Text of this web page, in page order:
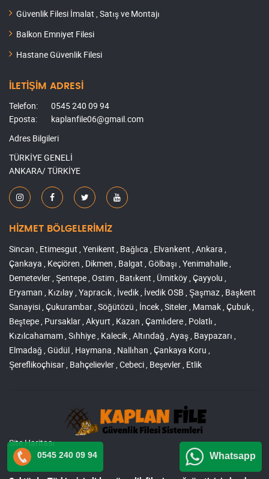
Güvenlik Filesi İmalat , Satış ve Montajı
Balkon Emniyet Filesi
Hastane Güvenlik Filesi
İLETİŞİM ADRESİ
Telefon:
0545 240 09 94
Eposta:
kaplanfile06@gmail.com
Adres Bilgileri
TÜRKİYE GENELİ
ANKARA/ TÜRKİYE
HİZMET BÖLGELERİMİZ
Sincan , Etimesgut , Yenikent , Bağlıca , Elvankent , Ankara ,
Çankaya , Keçiören , Dikmen , Balgat , Gölbaşı , Yenimahalle ,
Demetevler , Şentepe , Ostim , Batıkent , Ümitköy , Çayyolu ,
Eryaman , Kızılay , Yapracık , İvedik , İvedik OSB , Şaşmaz , Başkent
Sanayisi , Çukurambar , Söğütözü , İncek , Siteler , Mamak , Çubuk ,
Beştepe , Pursaklar , Akyurt , Kazan , Çamlıdere , Polatlı ,
Kızılcahamam , Sıhhiye , Kalecik , Altındağ , Ayaş , Baypazarı ,
Elmadağ , Güdül , Haymana , Nallıhan , Çankaya Koru ,
Şereflikoçhisar , Bahçelievler , Cebeci , Beşevler , Etlik
Site Haritası
0545 240 09 94 Whatsapp